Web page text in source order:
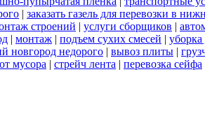
| заказать газель для перевозки в
строений | услуги сборщиков |
| монтаж | подъем сухих смесей | уборка
новгород недорого | вывоз плиты |
мусора | стрейч лента | перевозка сейфа